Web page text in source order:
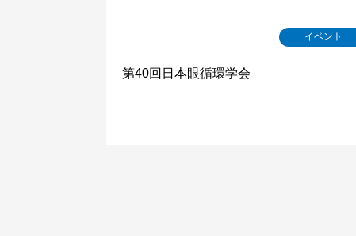
イベント
第40回日本眼循環学会